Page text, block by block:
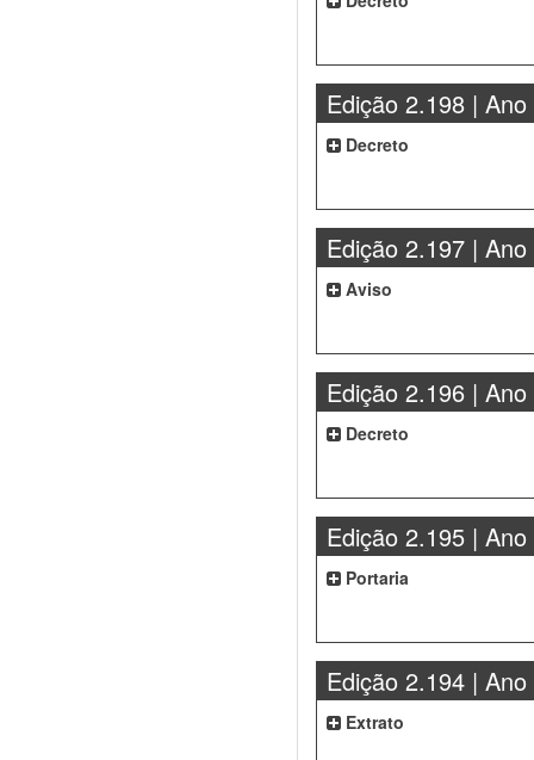
Edição 2.198 | Ano
Decreto
Edição 2.197 | Ano
Aviso
Edição 2.196 | Ano
Decreto
Edição 2.195 | Ano
Portaria
Edição 2.194 | Ano
Extrato